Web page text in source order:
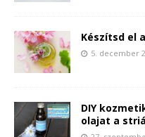
Készítsd el
5. december
DIY
olajat a